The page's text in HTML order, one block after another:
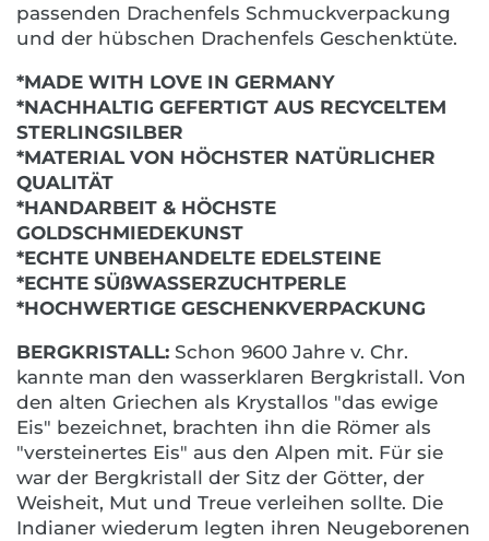
passenden Drachenfels Schmuckverpackung
und der hübschen Drachenfels Geschenktüte.
*MADE WITH LOVE IN GERMANY
*NACHHALTIG GEFERTIGT AUS RECYCELTEM
STERLINGSILBER
*MATERIAL VON HÖCHSTER NATÜRLICHER
QUALITÄT
*HANDARBEIT & HÖCHSTE
GOLDSCHMIEDEKUNST
*ECHTE UNBEHANDELTE EDELSTEINE
*ECHTE SÜßWASSERZUCHTPERLE
*HOCHWERTIGE GESCHENKVERPACKUNG
BERGKRISTALL: Schon 9600 Jahre v. Chr.
kannte man den wasserklaren Bergkristall. Von
den alten Griechen als Krystallos "das ewige
Eis" bezeichnet, brachten ihn die Römer als
"versteinertes Eis" aus den Alpen mit. Für sie
war der Bergkristall der Sitz der Götter, der
Weisheit, Mut und Treue verleihen sollte. Die
Indianer wiederum legten ihren Neugeborenen